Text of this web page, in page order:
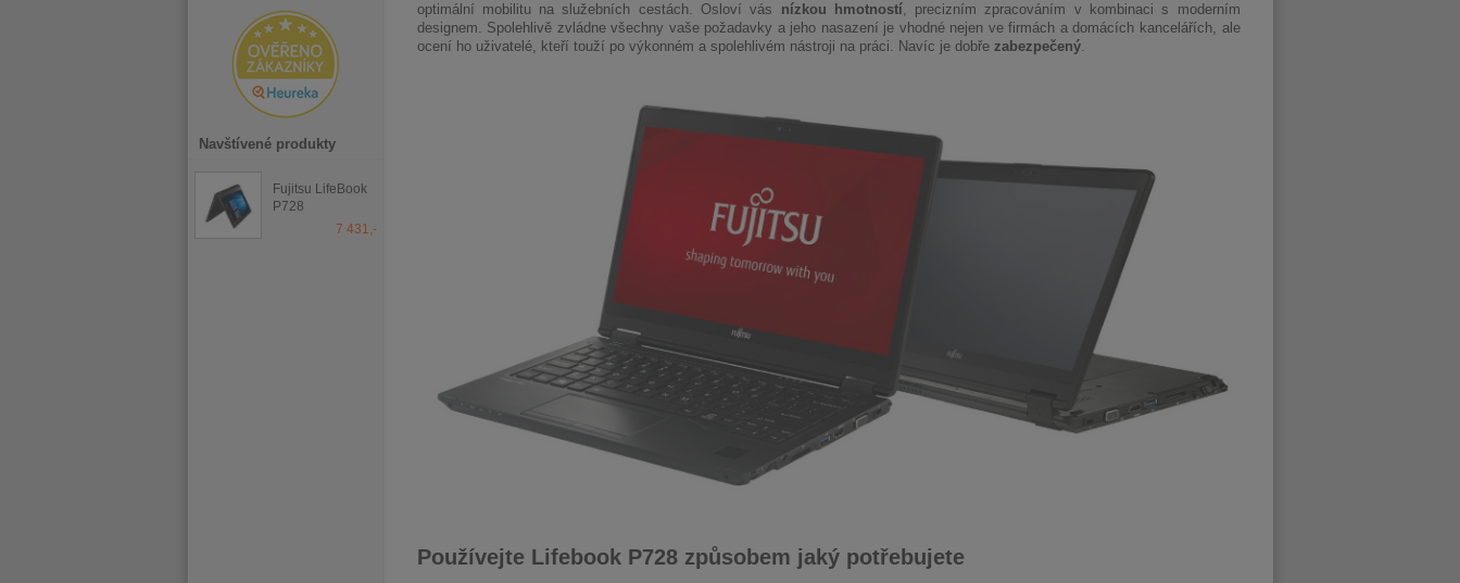
Navštívené produkty
Fujitsu LifeBook
P728
7 431,-
optimální mobilitu na služebních cestách. Osloví vás nízkou hmotností, precizním zpracováním v kombinaci s moderním
designem. Spolehlivě zvládne všechny vaše požadavky a jeho nasazení je vhodné nejen ve firmách a domácích kancelářích, ale
ocení ho uživatelé, kteří touží po výkonném a spolehlivém nástroji na práci. Navíc je dobře zabezpečený.
Používejte Lifebook P728 způsobem jaký potřebujete